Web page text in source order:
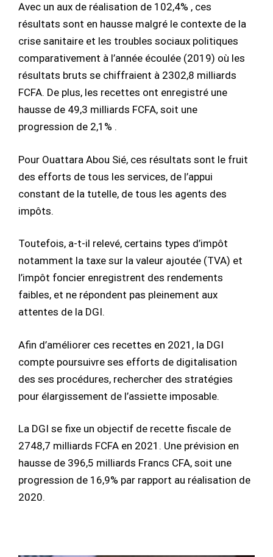
Avec un aux de réalisation de 102,4% , ces
résultats sont en hausse malgré le contexte de la
crise sanitaire et les troubles sociaux politiques
comparativement à l’année écoulée (2019) où les
résultats bruts se chiffraient à 2302,8 milliards
FCFA. De plus, les recettes ont enregistré une
hausse de 49,3 milliards FCFA, soit une
progression de 2,1% .
Pour Ouattara Abou Sié, ces résultats sont le fruit
des efforts de tous les services, de l’appui
constant de la tutelle, de tous les agents des
impôts.
Toutefois, a-t-il relevé, certains types d’impôt
notamment la taxe sur la valeur ajoutée (TVA) et
l’impôt foncier enregistrent des rendements
faibles, et ne répondent pas pleinement aux
attentes de la DGI.
Afin d’améliorer ces recettes en 2021, la DGI
compte poursuivre ses efforts de digitalisation
des ses procédures, rechercher des stratégies
pour élargissement de l’assiette imposable.
La DGI se fixe un objectif de recette fiscale de
2748,7 milliards FCFA en 2021. Une prévision en
hausse de 396,5 milliards Francs CFA, soit une
progression de 16,9% par rapport au réalisation de
2020.